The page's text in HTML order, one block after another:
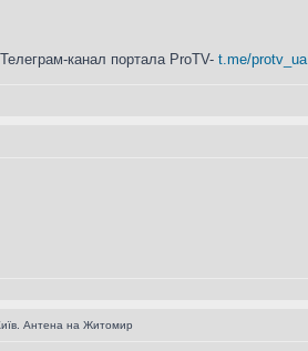
канал портала ProTV- t.me/protv_ua
Антена на Житомир